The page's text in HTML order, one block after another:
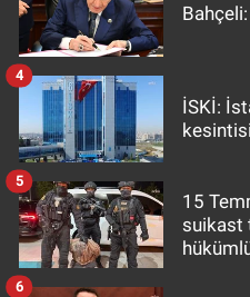
İSKİ:
4
15
suikast
5
6